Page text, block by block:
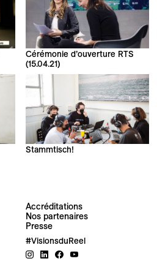
Cérémonie d’ouverture RTS
(15.04.21)
Stammtisch!
Accréditations
Nos partenaires
Presse
#VisionsduReel